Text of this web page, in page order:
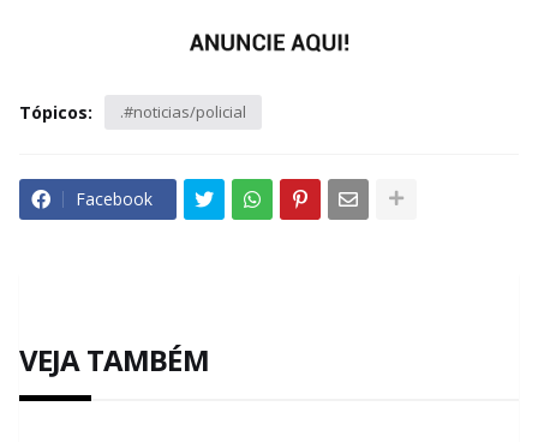
Tópicos: .#noticias/policial
Facebook
VEJA TAMBÉM